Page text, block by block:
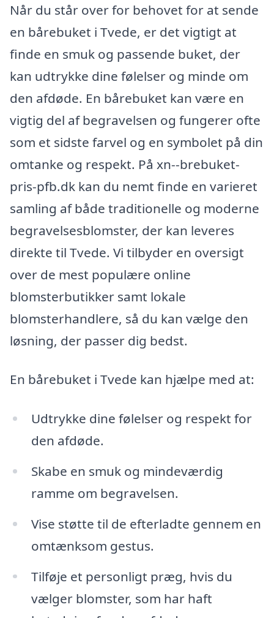
Når du står over for behovet for at sende
en bårebuket i Tvede, er det vigtigt at
finde en smuk og passende buket, der
kan udtrykke dine følelser og minde om
den afdøde. En bårebuket kan være en
vigtig del af begravelsen og fungerer ofte
som et sidste farvel og en symbolet på din
omtanke og respekt. På xn--brebuket-
pris-pfb.dk kan du nemt finde en varieret
samling af både traditionelle og moderne
begravelsesblomster, der kan leveres
direkte til Tvede. Vi tilbyder en oversigt
over de mest populære online
blomsterbutikker samt lokale
blomsterhandlere, så du kan vælge den
løsning, der passer dig bedst.
En bårebuket i Tvede kan hjælpe med at:
Udtrykke dine følelser og respekt for
den afdøde.
Skabe en smuk og mindeværdig
ramme om begravelsen.
Vise støtte til de efterladte gennem en
omtænksom gestus.
Tilføje et personligt præg, hvis du
vælger blomster, som har haft